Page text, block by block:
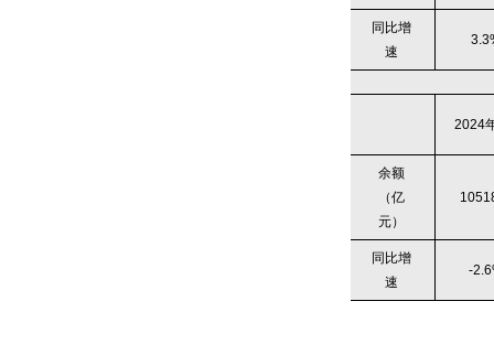
同比增
速
2024
余额
（亿
元）
同比增
速
-